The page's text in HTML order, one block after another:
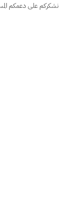
نشكركم على دعمكم